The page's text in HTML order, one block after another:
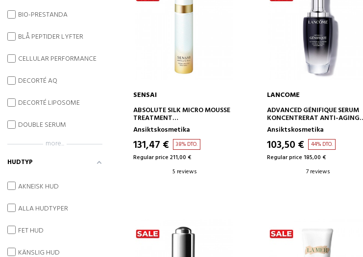
ADD TO CART
SENSAI
ABSOLUTE SILK MICRO MOUSSE
TREATMENT
ANTI-AGING
BEHANDLINGSMOUSSE
Ansiktskosmetika
131,47 € 38% DTO.
Regular price 211,00 €
5 reviews
ADD TO CART
LANCOME
ADVANCED GÉNIFIQUE SERUM
KONCENTRERAT ANTI-AGING
SERUM
Ansiktskosmetika
103,50 € 44% DTO.
Regular price 185,00 €
7 reviews
BIO-PRESTANDA
BLÅ PEPTIDER LYFTER
CELLULAR PERFORMANCE
DECORTÉ AQ
DECORTÉ LIPOSOME
DOUBLE SERUM
more...
HUDTYP
AKNEISK HUD
ALLA HUDTYPER
FET HUD
KÄNSLIG HUD